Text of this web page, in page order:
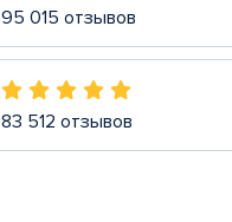
95 015 отзывов
83 512 отзывов